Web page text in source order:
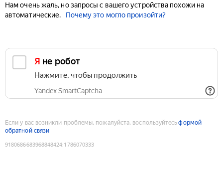
Нам очень жаль, но запросы с вашего устройства похожи на
автоматические.
Почему это могло произойти?
Я не робот
Нажмите, чтобы продолжить
Yandex SmartCaptcha
Если у вас возникли проблемы, пожалуйста, воспользуйтесьформой
обратной связи
9180686683968848424:1786070333